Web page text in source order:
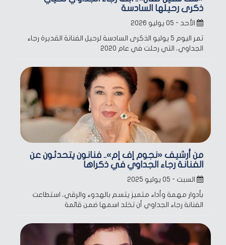
ذكرى رحيلها السادسة
الأحد - ٠٥ يوليو ٢٠٢٦
تمر اليوم 5 يوليو الذكرى السادسة لرحيل الفنانة القديرة رجاء
الجداوي، التي رحلت في عام 2020
من أرشيف «نجوم إف إم».. فنانون يتحدثون عن
الفنانة رجاء الجداوي في ذكراها
السبت - ٠٥ يوليو ٢٠٢٥
بأدوار مهمة وأداء متميز يتسم بالهدوء والرقي، استطاعت
الفنانة رجاء الجداوي أن تخلد اسمها ضمن قائمة